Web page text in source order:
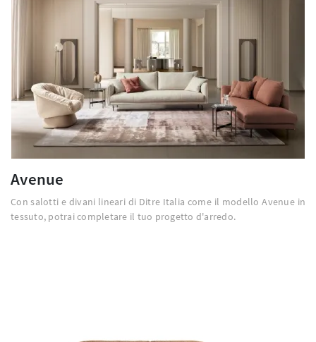
Avenue
Con salotti e divani lineari di Ditre Italia come il modello Avenue in
tessuto, potrai completare il tuo progetto d'arredo.